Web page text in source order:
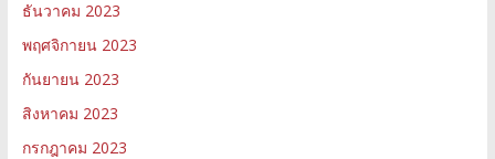
ธันวาคม 2023
พฤศจิกายน 2023
กันยายน 2023
สิงหาคม 2023
กรกฎาคม 2023